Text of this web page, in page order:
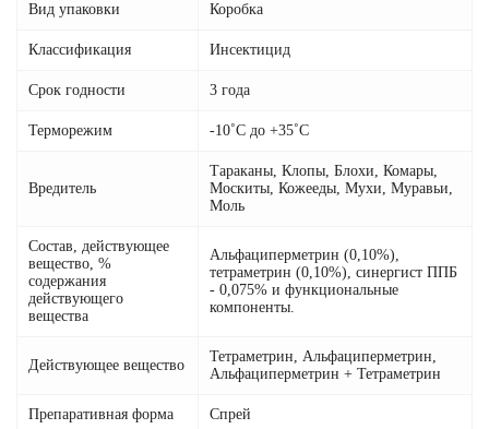
Вид упаковки Коробка
Классификация Инсектицид
Срок годности 3 года
Терморежим -10˚С до +35˚С
Вредитель
Тараканы, Клопы, Блохи, Комары,
Москиты, Кожееды, Мухи, Муравьи,
Моль
Состав, действующее
вещество, %
содержания
действующего
вещества
Альфациперметрин (0,10%),
тетраметрин (0,10%), синергист ППБ
- 0,075% и функциональные
компоненты.
Действующее вещество
Тетраметрин, Альфациперметрин,
Альфациперметрин + Тетраметрин
Препаративная форма Спрей